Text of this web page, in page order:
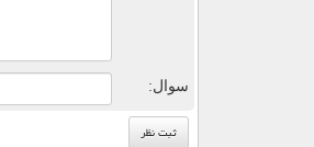
سوال: